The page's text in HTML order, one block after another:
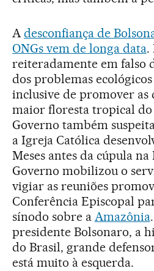
Adesconfiança de
ONGs vem de longa data.
reiteradamente em falso
dos problemas
inclusive de promover as
maior floresta tropical do
Governo também
a Igreja Católica
Meses antes da cúpula na
Governo mobilizou o
vigiar as reuniões
Conferência Episcopal
sínodo sobre a Amazônia
presidente Bolsonaro, a
do Brasil, grande
está muito à esquerda.